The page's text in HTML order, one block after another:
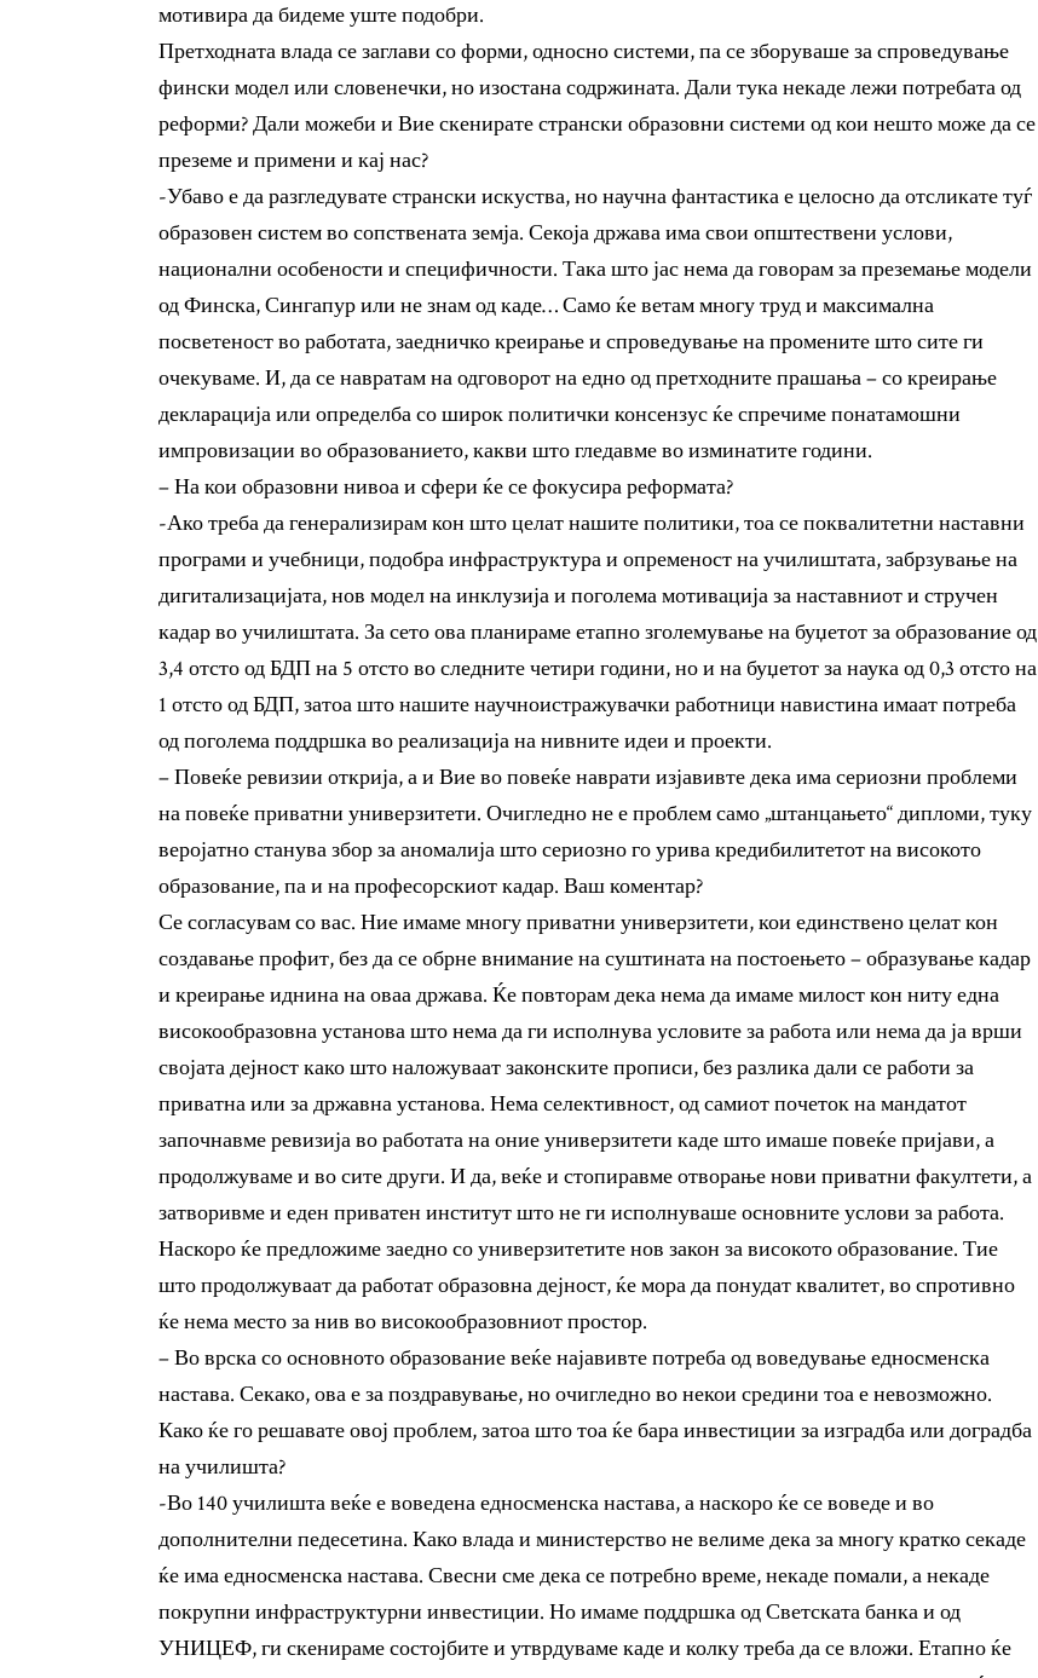
мотивира да бидеме уште подобри.
Претходната влада се заглави со форми, односно системи, па се зборуваше за спроведување
фински модел или словенечки, но изостана содржината. Дали тука некаде лежи потребата од
реформи? Дали можеби и Вие скенирате странски образовни системи од кои нешто може да се
преземе и примени и кај нас?
-Убаво е да разгледувате странски искуства, но научна фантастика е целосно да отсликате туѓ
образовен систем во сопствената земја. Секоја држава има свои општествени услови,
национални особености и специфичности. Така што јас нема да говорам за преземање модели
од Финска, Сингапур или не знам од каде… Само ќе ветам многу труд и максимална
посветеност во работата, заедничко креирање и спроведување на промените што сите ги
очекуваме. И, да се навратам на одговорот на едно од претходните прашања – со креирање
декларација или определба со широк политички консензус ќе спречиме понатамошни
импровизации во образованието, какви што гледавме во изминатите години.
– На кои образовни нивоа и сфери ќе се фокусира реформата?
-Ако треба да генерализирам кон што целат нашите политики, тоа се поквалитетни наставни
програми и учебници, подобра инфраструктура и опременост на училиштата, забрзување на
дигитализацијата, нов модел на инклузија и поголема мотивација за наставниот и стручен
кадар во училиштата. За сето ова планираме етапно зголемување на буџетот за образование од
3,4 отсто од БДП на 5 отсто во следните четири години, но и на буџетот за наука од 0,3 отсто на
1 отсто од БДП, затоа што нашите научноистражувачки работници навистина имаат потреба
од поголема поддршка во реализација на нивните идеи и проекти.
– Повеќе ревизии открија, а и Вие во повеќе наврати изјавивте дека има сериозни проблеми
на повеќе приватни универзитети. Очигледно не е проблем само „штанцањето“ дипломи, туку
веројатно станува збор за аномалија што сериозно го урива кредибилитетот на високото
образование, па и на професорскиот кадар. Ваш коментар?
Се согласувам со вас. Ние имаме многу приватни универзитети, кои единствено целат кон
создавање профит, без да се обрне внимание на суштината на постоењето – образување кадар
и креирање иднина на оваа држава. Ќе повторам дека нема да имаме милост кон ниту една
високообразовна установа што нема да ги исполнува условите за работа или нема да ја врши
својата дејност како што наложуваат законските прописи, без разлика дали се работи за
приватна или за државна установа. Нема селективност, од самиот почеток на мандатот
започнавме ревизија во работата на оние универзитети каде што имаше повеќе пријави, а
продолжуваме и во сите други. И да, веќе и стопиравме отворање нови приватни факултети, а
затворивме и еден приватен институт што не ги исполнуваше основните услови за работа.
Наскоро ќе предложиме заедно со универзитетите нов закон за високото образование. Тие
што продолжуваат да работат образовна дејност, ќе мора да понудат квалитет, во спротивно
ќе нема место за нив во високообразовниот простор.
– Во врска со основното образование веќе најавивте потреба од воведување едносменска
настава. Секако, ова е за поздравување, но очигледно во некои средини тоа е невозможно.
Како ќе го решавате овој проблем, затоа што тоа ќе бара инвестиции за изградба или доградба
на училишта?
-Во 140 училишта веќе е воведена едносменска настава, а наскоро ќе се воведе и во
дополнителни педесетина. Како влада и министерство не велиме дека за многу кратко секаде
ќе има едносменска настава. Свесни сме дека се потребно време, некаде помали, а некаде
покрупни инфраструктурни инвестиции. Но имаме поддршка од Светската банка и од
УНИЦЕФ, ги скенираме состојбите и утврдуваме каде и колку треба да се вложи. Етапно ќе